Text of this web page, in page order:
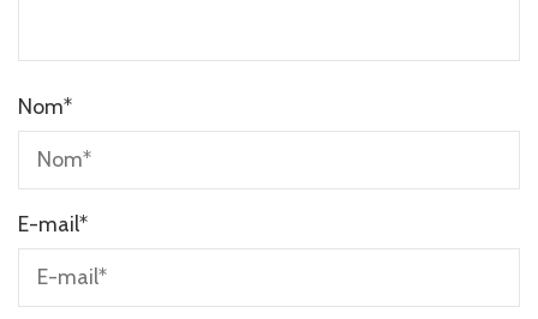
Nom*
E-mail*